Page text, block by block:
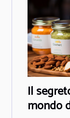
Il
mondo